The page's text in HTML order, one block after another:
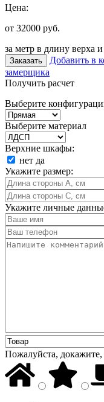
Цена:
от 32000 руб.
за метр в длину верха
Заказать Добавить в
замерщика
Получить расчет
Выберите
Выберите материал
Верхние шкафы:
нет да
Укажите размер:
Укажите личные
Пожалуйста,